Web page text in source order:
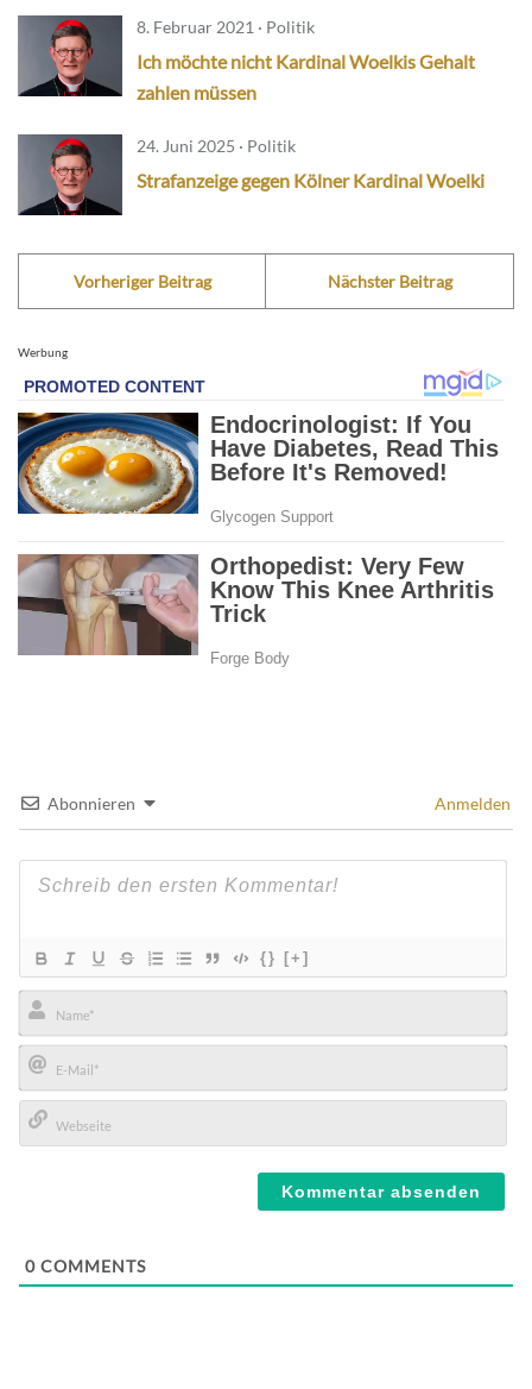
8. Februar 2021 · Politik
Ich möchte nicht Kardinal Woelkis Gehalt
zahlen müssen
24. Juni 2025 · Politik
Strafanzeige gegen Kölner Kardinal Woelki
Vorheriger Beitrag Nächster Beitrag
Werbung
Abonnieren Anmelden
{} [+]
Name*
E-
Mail*
0 COMMENTS